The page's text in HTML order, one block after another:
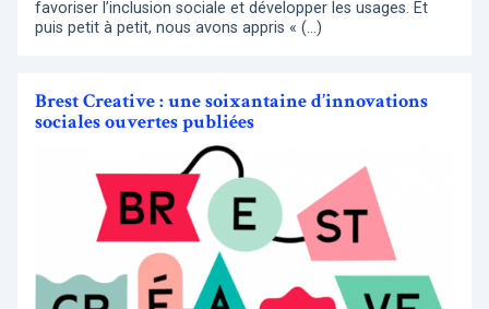
favoriser l’inclusion sociale et développer les usages. Et
puis petit à petit, nous avons appris « (…)
Brest Creative : une soixantaine d’innovations
sociales ouvertes publiées